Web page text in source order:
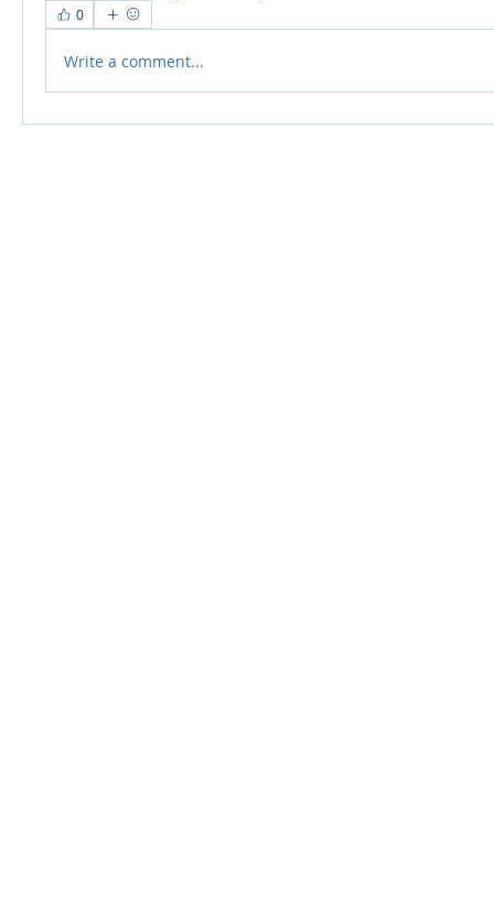
0
Write a comment...